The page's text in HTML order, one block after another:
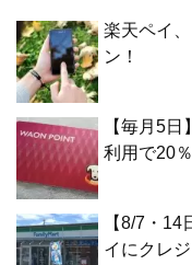
楽天ペイ
ン！
【毎月5
利用で20
【8/7・
イにクレ